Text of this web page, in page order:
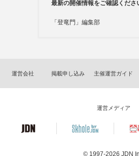
最新の開催情報をご確認くださ
「登竜門」編集部
運営会社 掲載申し込み 主催運営ガイド
運営メディア
© 1997-2026 JDN